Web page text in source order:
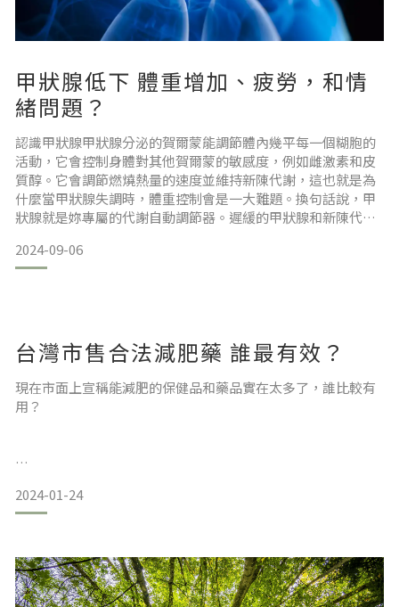
甲狀腺低下 體重增加、疲勞，和情
緒問題？
認識甲狀腺甲狀腺分泌的賀爾蒙能調節體內幾平每一個糊胞的
活動，它會控制身體對其他賀爾蒙的敏感度，例如雌激素和皮
質醇。它會調節燃燒熱量的速度並維持新陳代謝，這也就是為
什麼當甲狀腺失調時，體重控制會是一大難題。換句話說，甲
狀腺就是妳專屬的代謝自動調節器。遲緩的甲狀腺和新陳代謝
降及阿茲海默症的不歸路。 當甲狀腺運行正常時，妳會感到
精力充沛、思緒清晰，而且積極樂觀。妳的體重管理起來很容
2024-09-06
台灣市售合法減肥藥 誰最有效？
現在市面上宣稱能減肥的保健品和藥品實在太多了，誰比較有
用？
1.羅氏鮮 2.善纖達. 3.康纖芙，
幾乎任何藥物都有副作用。
它們各有各的減重機制和不良反應。
2024-01-24